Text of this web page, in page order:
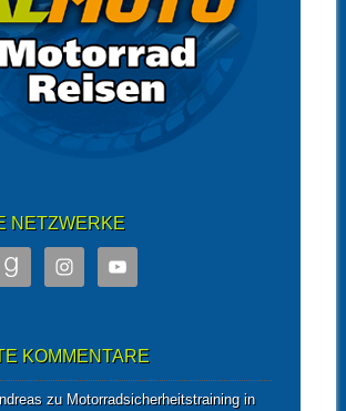
NETZWERKE
KOMMENTARE
zu Motorradsicherheitstraining in